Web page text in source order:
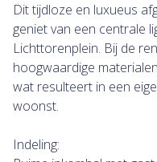
Dit tijdloze en luxueus
geniet van een centrale
Lichttorenplein. Bij de
hoogwaardige
wat resulteert in een
woonst.
Indeling: